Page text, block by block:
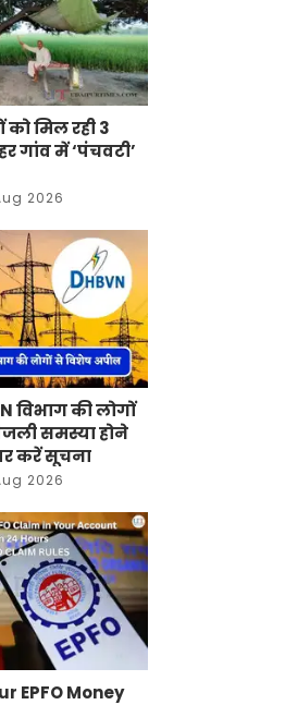
को मिल रही 3
गांव में ‘पंचवटी’
2026
विभाग की लोगों
समस्या होने
करें सूचना
2026
EPFO Money